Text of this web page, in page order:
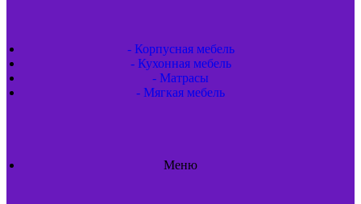
- Корпусная мебель
- Кухонная мебель
- Матрасы
- Мягкая мебель
Меню